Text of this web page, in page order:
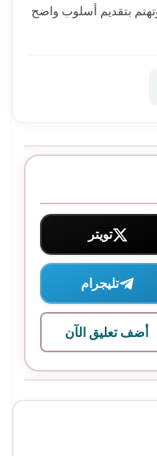
بتقديم أسلوب واضح
تويتر
تليجرام
أضف تعليق الآن